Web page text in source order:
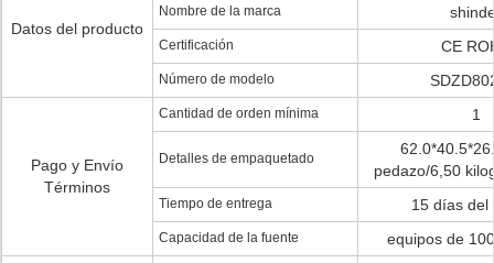
Datos del producto
Nombre de la marca
Certificación CE
Número de modelo
Pago y Envío
Términos
Cantidad de orden mínima 1
Detalles de empaquetado
pedazo/6,50
Tiempo de entrega 15 días del
Capacidad de la fuente equipos de